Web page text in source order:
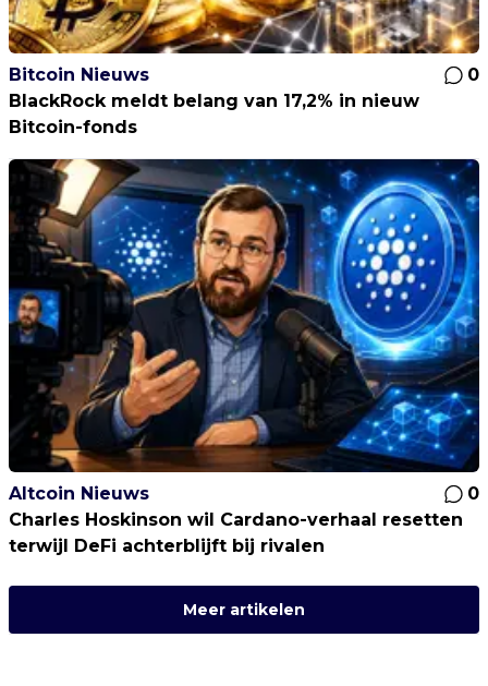
Bitcoin Nieuws
0
BlackRock meldt belang van 17,2% in nieuw
Bitcoin-fonds
Altcoin Nieuws
0
Charles Hoskinson wil Cardano-verhaal resetten
terwijl DeFi achterblijft bij rivalen
Meer artikelen